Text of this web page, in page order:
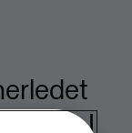
AB. I